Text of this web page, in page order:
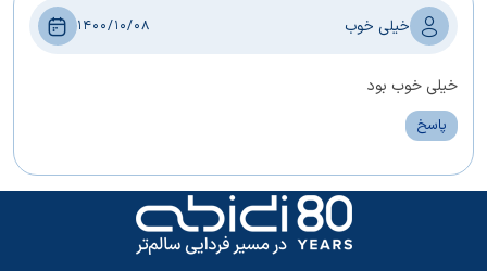
خیلی خوب 1400/10/08
خیلی خوب بود
پاسخ